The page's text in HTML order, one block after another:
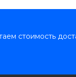
стоимость